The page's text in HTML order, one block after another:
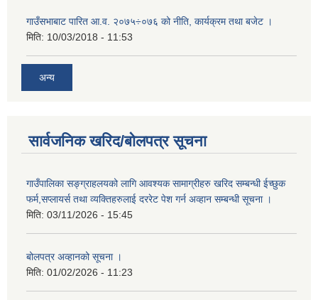
गाउँसभाबाट पारित आ.व. २०७५÷०७६ को नीति, कार्यक्रम तथा बजेट ।
मिति: 10/03/2018 - 11:53
अन्य
सार्वजनिक खरिद/बोलपत्र सूचना
गाउँपालिका सङ्ग्राहलयको लागि आवश्यक सामाग्रीहरु खरिद सम्बन्धी ईच्छुक
फर्म,सप्लायर्स तथा व्यक्तिहरुलाई दररेट पेश गर्न अव्हान सम्बन्धी सूचना ।
मिति: 03/11/2026 - 15:45
बोलपत्र अव्हानको सूचना ।
मिति: 01/02/2026 - 11:23